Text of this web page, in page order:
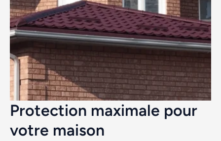
Protection maximale pour
votre maison